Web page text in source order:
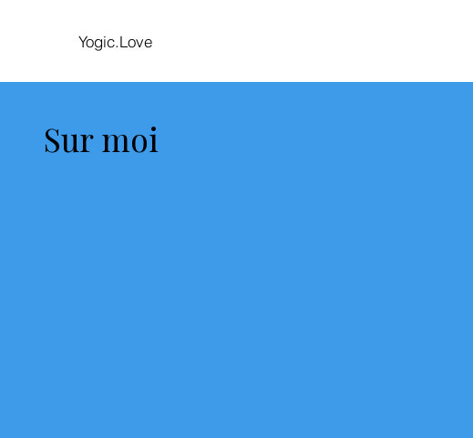
Yogic.Love
Sur moi